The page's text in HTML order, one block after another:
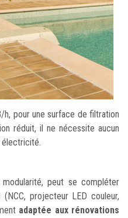
pour une surface de filtration
réduit, il ne nécessite aucun
électricité.
peut se compléter
projecteur LED couleur,
adaptée aux rénovations